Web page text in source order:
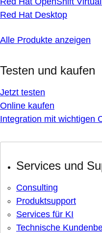
Red Hat Desktop
Alle Produkte anzeigen
Testen und kaufen
Jetzt testen
Online kaufen
Integration mit wichtigen
Services und
Consulting
Produktsupport
Services für KI
Technische